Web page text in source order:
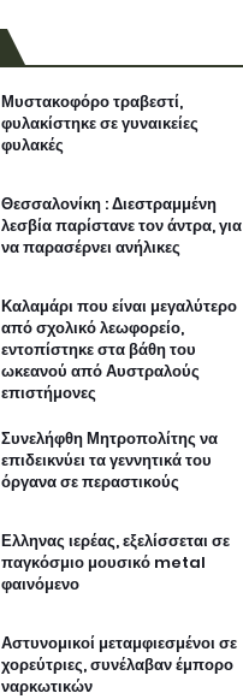
Μυστακοφόρο τραβεστί,
φυλακίστηκε σε γυναικείες
φυλακές
Θεσσαλονίκη : Διεστραμμένη
λεσβία παρίστανε τον άντρα, για
να παρασέρνει ανήλικες
Καλαμάρι που είναι μεγαλύτερο
από σχολικό λεωφορείο,
εντοπίστηκε στα βάθη του
ωκεανού από Αυστραλούς
επιστήμονες
Συνελήφθη Μητροπολίτης να
επιδεικνύει τα γεννητικά του
όργανα σε περαστικούς
Ελληνας ιερέας, εξελίσσεται σε
παγκόσμιο μουσικό metal
φαινόμενο
Αστυνομικοί μεταμφιεσμένοι σε
χορεύτριες, συνέλαβαν έμπορο
ναρκωτικών